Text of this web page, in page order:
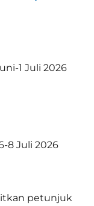
1 Juli 2026
8 Juli 2026
petunjuk